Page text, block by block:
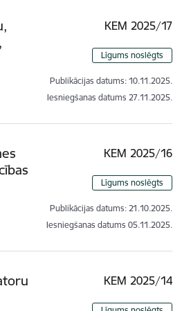
KEM 2025/17
Līgums noslēgts
Publikācijas datums: 10.11.2025.
Iesniegšanas datums 27.11.2025.
KEM 2025/16
Līgums noslēgts
Publikācijas datums: 21.10.2025.
Iesniegšanas datums 05.11.2025.
KEM 2025/14